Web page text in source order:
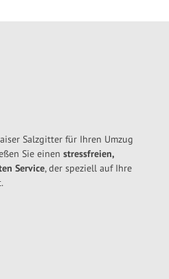
Salzgitter für Ihren Umzug
Sie einen stressfreien,
Service, der speziell auf Ihre